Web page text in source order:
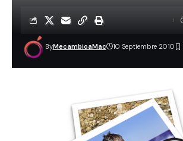
ByMecambioaMac 10 Septiembre 2010